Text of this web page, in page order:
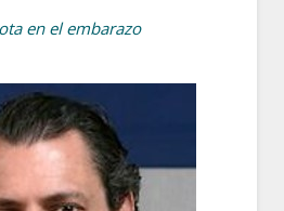
en el embarazo